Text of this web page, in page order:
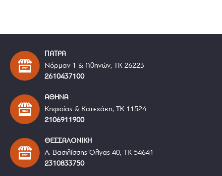
ΠΑΤΡΑ
Νόρμαν 1 & Αθηνών, ΤΚ 26223
2610437100
ΑΘΗΝΑ
Κηφισίας & Κατεχάκη, ΤΚ 11524
2106911900
ΘΕΣΣΑΛΟΝΙΚΗ
Λ. Βασιλίσσης Όλγας 40, ΤΚ 54641
2310833750